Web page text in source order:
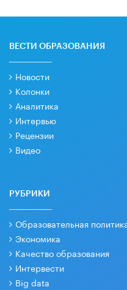
ВЕСТИ ОБРАЗОВАНИЯ
Новости
Колонки
Аналитика
Интервью
Рецензии
Видео
РУБРИКИ
Образовательная
Экономика
Качество образования
Интервести
Big data